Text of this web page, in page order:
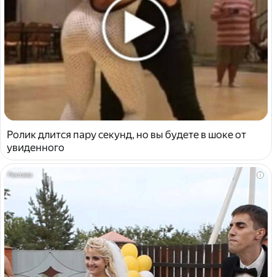
Ролик длится пару секунд, но вы будете в шоке от
увиденного
i